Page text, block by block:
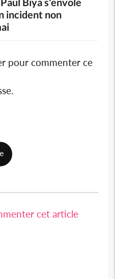
incident non
pour commenter ce
cet article